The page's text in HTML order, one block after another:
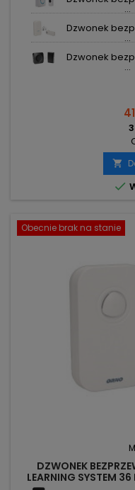
...
Dzwonek
...
Dzwonek
...


Obecnie brak na stanie
DZWONEK
LEARNING SYSTEM